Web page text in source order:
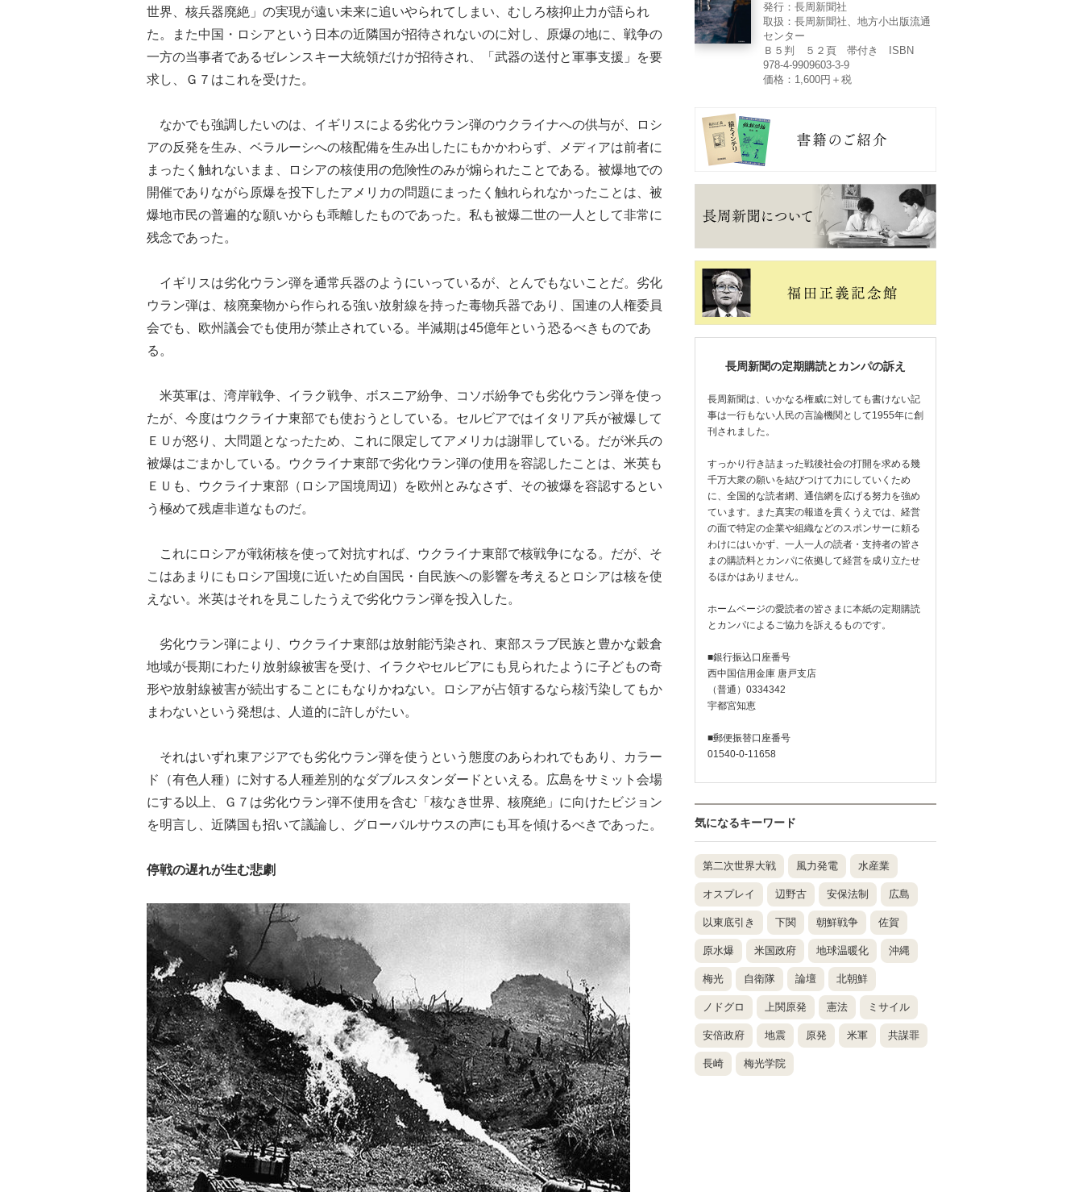
世界、核兵器廃絶」の実現が遠い未来に追いやられてしまい、むしろ核抑止力が語られ
た。また中国・ロシアという日本の近隣国が招待されないのに対し、原爆の地に、戦争の
一方の当事者であるゼレンスキー大統領だけが招待され、「武器の送付と軍事支援」を要
求し、Ｇ７はこれを受けた。
なかでも強調したいのは、イギリスによる劣化ウラン弾のウクライナへの供与が、ロシ
アの反発を生み、ベラルーシへの核配備を生み出したにもかかわらず、メディアは前者に
まったく触れないまま、ロシアの核使用の危険性のみが煽られたことである。被爆地での
開催でありながら原爆を投下したアメリカの問題にまったく触れられなかったことは、被
爆地市民の普遍的な願いからも乖離したものであった。私も被爆二世の一人として非常に
残念であった。
イギリスは劣化ウラン弾を通常兵器のようにいっているが、とんでもないことだ。劣化
ウラン弾は、核廃棄物から作られる強い放射線を持った毒物兵器であり、国連の人権委員
会でも、欧州議会でも使用が禁止されている。半減期は45億年という恐るべきものであ
る。
米英軍は、湾岸戦争、イラク戦争、ボスニア紛争、コソボ紛争でも劣化ウラン弾を使っ
たが、今度はウクライナ東部でも使おうとしている。セルビアではイタリア兵が被爆して
ＥＵが怒り、大問題となったため、これに限定してアメリカは謝罪している。だが米兵の
被爆はごまかしている。ウクライナ東部で劣化ウラン弾の使用を容認したことは、米英も
ＥＵも、ウクライナ東部（ロシア国境周辺）を欧州とみなさず、その被爆を容認するとい
う極めて残虐非道なものだ。
これにロシアが戦術核を使って対抗すれば、ウクライナ東部で核戦争になる。だが、そ
こはあまりにもロシア国境に近いため自国民・自民族への影響を考えるとロシアは核を使
えない。米英はそれを見こしたうえで劣化ウラン弾を投入した。
劣化ウラン弾により、ウクライナ東部は放射能汚染され、東部スラブ民族と豊かな穀倉
地域が長期にわたり放射線被害を受け、イラクやセルビアにも見られたように子どもの奇
形や放射線被害が続出することにもなりかねない。ロシアが占領するなら核汚染してもか
まわないという発想は、人道的に許しがたい。
それはいずれ東アジアでも劣化ウラン弾を使うという態度のあらわれでもあり、カラー
ド（有色人種）に対する人種差別的なダブルスタンダードといえる。広島をサミット会場
にする以上、Ｇ７は劣化ウラン弾不使用を含む「核なき世界、核廃絶」に向けたビジョン
を明言し、近隣国も招いて議論し、グローバルサウスの声にも耳を傾けるべきであった。
停戦の遅れが生む悲劇
発行：長周新聞社
取扱：長周新聞社、地方小出版流通
センター
Ｂ５判 ５２頁 帯付き ISBN
978-4-9909603-3-9
価格：1,600円＋税
長周新聞の定期購読とカンパの訴え
長周新聞は、いかなる権威に対しても書けない記
事は一行もない人民の言論機関として1955年に創
刊されました。
すっかり行き詰まった戦後社会の打開を求める幾
千万大衆の願いを結びつけて力にしていくため
に、全国的な読者網、通信網を広げる努力を強め
ています。また真実の報道を貫くうえでは、経営
の面で特定の企業や組織などのスポンサーに頼る
わけにはいかず、一人一人の読者・支持者の皆さ
まの購読料とカンパに依拠して経営を成り立たせ
るほかはありません。
ホームページの愛読者の皆さまに本紙の定期購読
とカンパによるご協力を訴えるものです。
■銀行振込口座番号
西中国信用金庫 唐戸支店
（普通）0334342
宇都宮知恵
■郵便振替口座番号
01540-0-11658
気になるキーワード
第二次世界大戦 風力発電 水産業
オスプレイ 辺野古 安保法制 広島
以東底引き 下関 朝鮮戦争 佐賀
原水爆 米国政府 地球温暖化 沖縄
梅光 自衛隊 論壇 北朝鮮
ノドグロ 上関原発 憲法 ミサイル
安倍政府 地震 原発 米軍 共謀罪
長崎 梅光学院